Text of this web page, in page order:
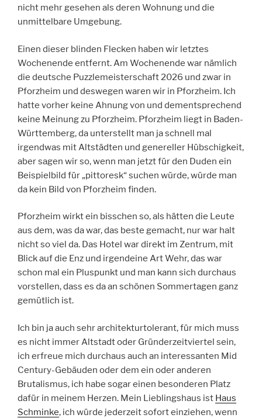
nicht mehr gesehen als deren Wohnung und die
unmittelbare Umgebung.
Einen dieser blinden Flecken haben wir letztes
Wochenende entfernt. Am Wochenende war nämlich
die deutsche Puzzlemeisterschaft 2026 und zwar in
Pforzheim und deswegen waren wir in Pforzheim. Ich
hatte vorher keine Ahnung von und dementsprechend
keine Meinung zu Pforzheim. Pforzheim liegt in Baden-
Württemberg, da unterstellt man ja schnell mal
irgendwas mit Altstädten und genereller Hübschigkeit,
aber sagen wir so, wenn man jetzt für den Duden ein
Beispielbild für „pittoresk“ suchen würde, würde man
da kein Bild von Pforzheim finden.
Pforzheim wirkt ein bisschen so, als hätten die Leute
aus dem, was da war, das beste gemacht, nur war halt
nicht so viel da. Das Hotel war direkt im Zentrum, mit
Blick auf die Enz und irgendeine Art Wehr, das war
schon mal ein Pluspunkt und man kann sich durchaus
vorstellen, dass es da an schönen Sommertagen ganz
gemütlich ist.
Ich bin ja auch sehr architekturtolerant, für mich muss
es nicht immer Altstadt oder Gründerzeitviertel sein,
ich erfreue mich durchaus auch an interessanten Mid
Century-Gebäuden oder dem ein oder anderen
Brutalismus, ich habe sogar einen besonderen Platz
dafür in meinem Herzen. Mein Lieblingshaus ist Haus
Schminke, ich würde jederzeit sofort einziehen, wenn